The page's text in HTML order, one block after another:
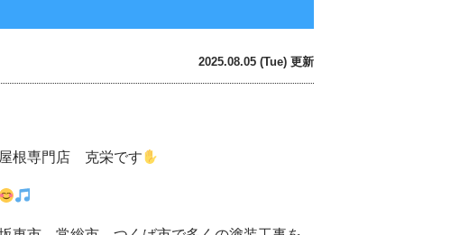
2025.08.05 (Tue) 更新
根専門店 克栄です